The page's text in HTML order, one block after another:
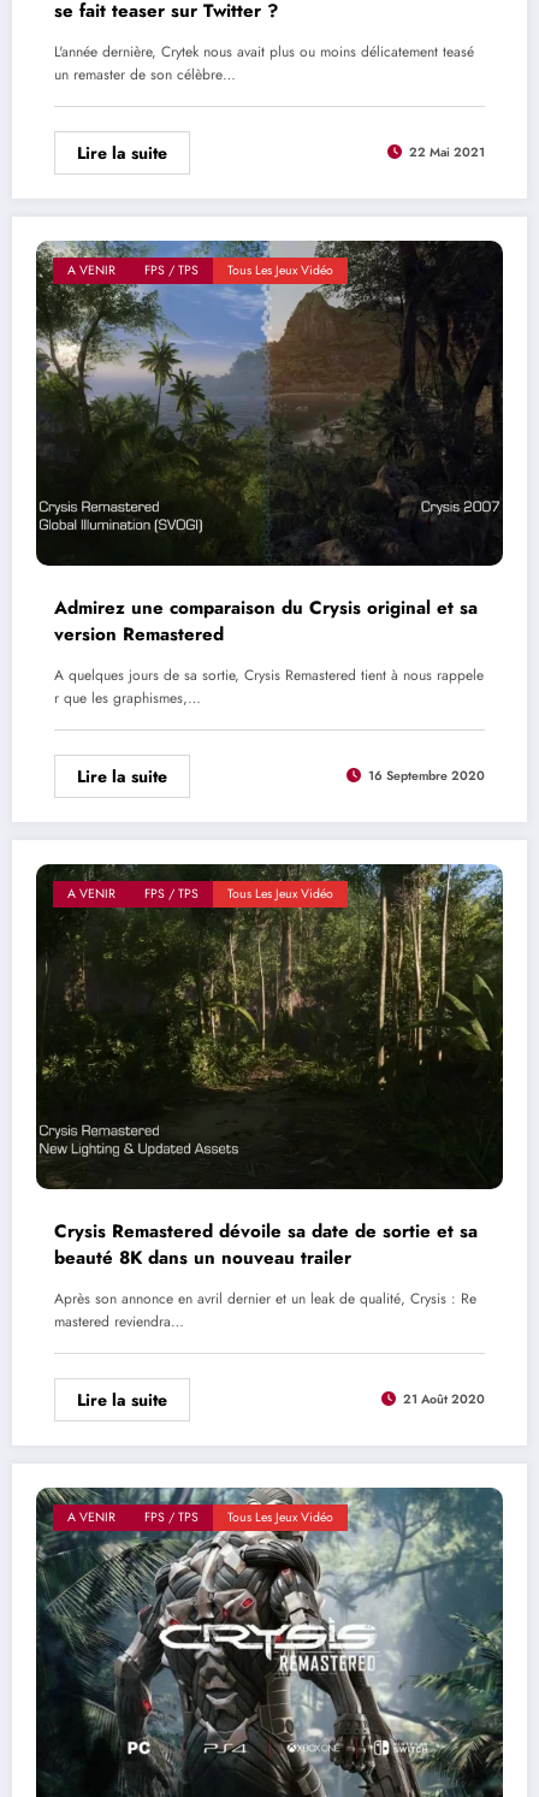
se fait teaser sur Twitter ?
L'année dernière, Crytek nous avait plus ou moins délicatement teasé
un remaster de son célèbre…
Lire la suite 22 Mai 2021
A VENIR FPS / TPS Tous Les Jeux Vidéo
Admirez une comparaison du Crysis original et sa
version Remastered
A quelques jours de sa sortie, Crysis Remastered tient à nous rappele
r que les graphismes,…
Lire la suite 16 Septembre 2020
A VENIR FPS / TPS Tous Les Jeux Vidéo
Crysis Remastered dévoile sa date de sortie et sa
beauté 8K dans un nouveau trailer
Après son annonce en avril dernier et un leak de qualité, Crysis : Re
mastered reviendra…
Lire la suite 21 Août 2020
A VENIR FPS / TPS Tous Les Jeux Vidéo